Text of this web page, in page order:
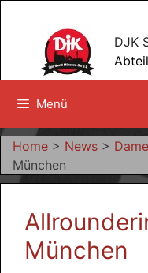
springen
DJK
Menü
Home > News >
München
München